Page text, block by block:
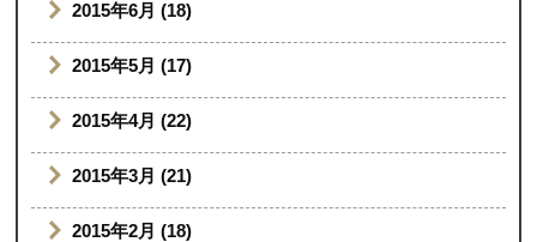
2015年6月 (18)
2015年5月 (17)
2015年4月 (22)
2015年3月 (21)
2015年2月 (18)